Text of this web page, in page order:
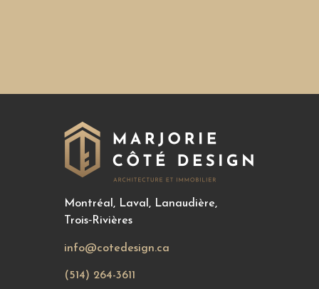
Montréal, Laval, Lanaudière,
Trois‑Rivières
info@cotedesign.ca
(514) 264-3611